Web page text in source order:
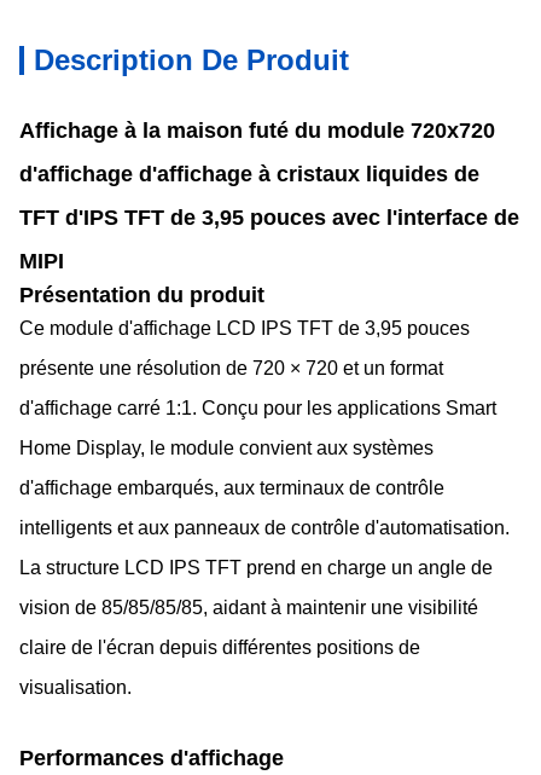
Description De Produit
Affichage à la maison futé du module 720x720
d'affichage d'affichage à cristaux liquides de
TFT d'IPS TFT de 3,95 pouces avec l'interface de
MIPI
Présentation du produit
Ce module d'affichage LCD IPS TFT de 3,95 pouces
présente une résolution de 720 × 720 et un format
d'affichage carré 1:1. Conçu pour les applications Smart
Home Display, le module convient aux systèmes
d'affichage embarqués, aux terminaux de contrôle
intelligents et aux panneaux de contrôle d'automatisation.
La structure LCD IPS TFT prend en charge un angle de
vision de 85/85/85/85, aidant à maintenir une visibilité
claire de l'écran depuis différentes positions de
visualisation.
Performances d'affichage